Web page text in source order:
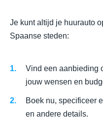
Je kunt altijd je huurauto
Spaanse steden:
Vind een aanbieding
jouw wensen en
Boek nu, specificeer
en andere details.